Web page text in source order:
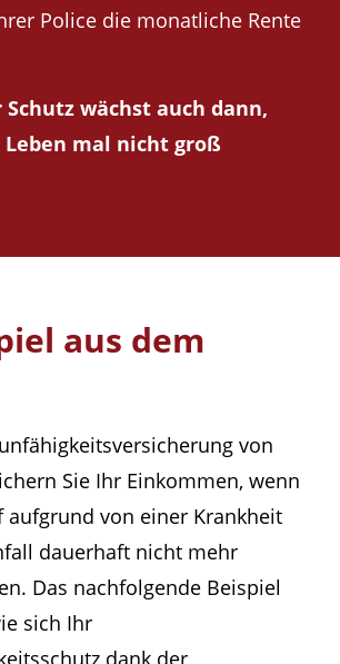
Police die monatliche Rente
wächst auch dann,
mal nicht groß
aus dem
von
Sie Ihr Einkommen, wenn
aufgrund von einer Krankheit
dauerhaft nicht mehr
Das nachfolgende Beispiel
sich Ihr
dank der